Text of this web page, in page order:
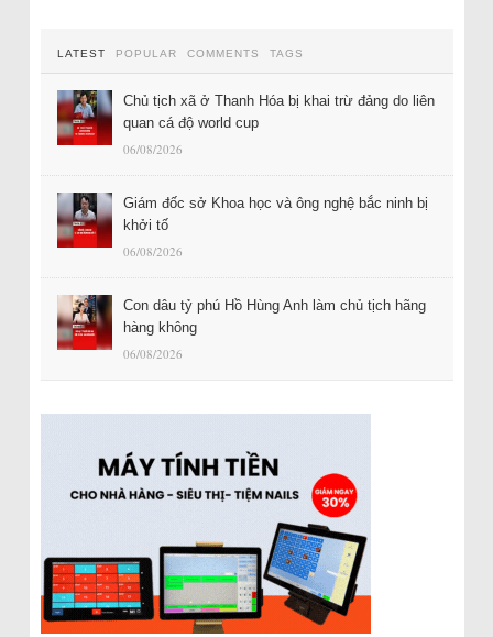
LATEST POPULAR COMMENTS TAGS
Chủ tịch xã ở Thanh Hóa bị khai trừ đảng do liên
quan cá độ world cup
06/08/2026
Giám đốc sở Khoa học và ông nghệ bắc ninh bị
khởi tố
06/08/2026
Con dâu tỷ phú Hồ Hùng Anh làm chủ tịch hãng
hàng không
06/08/2026